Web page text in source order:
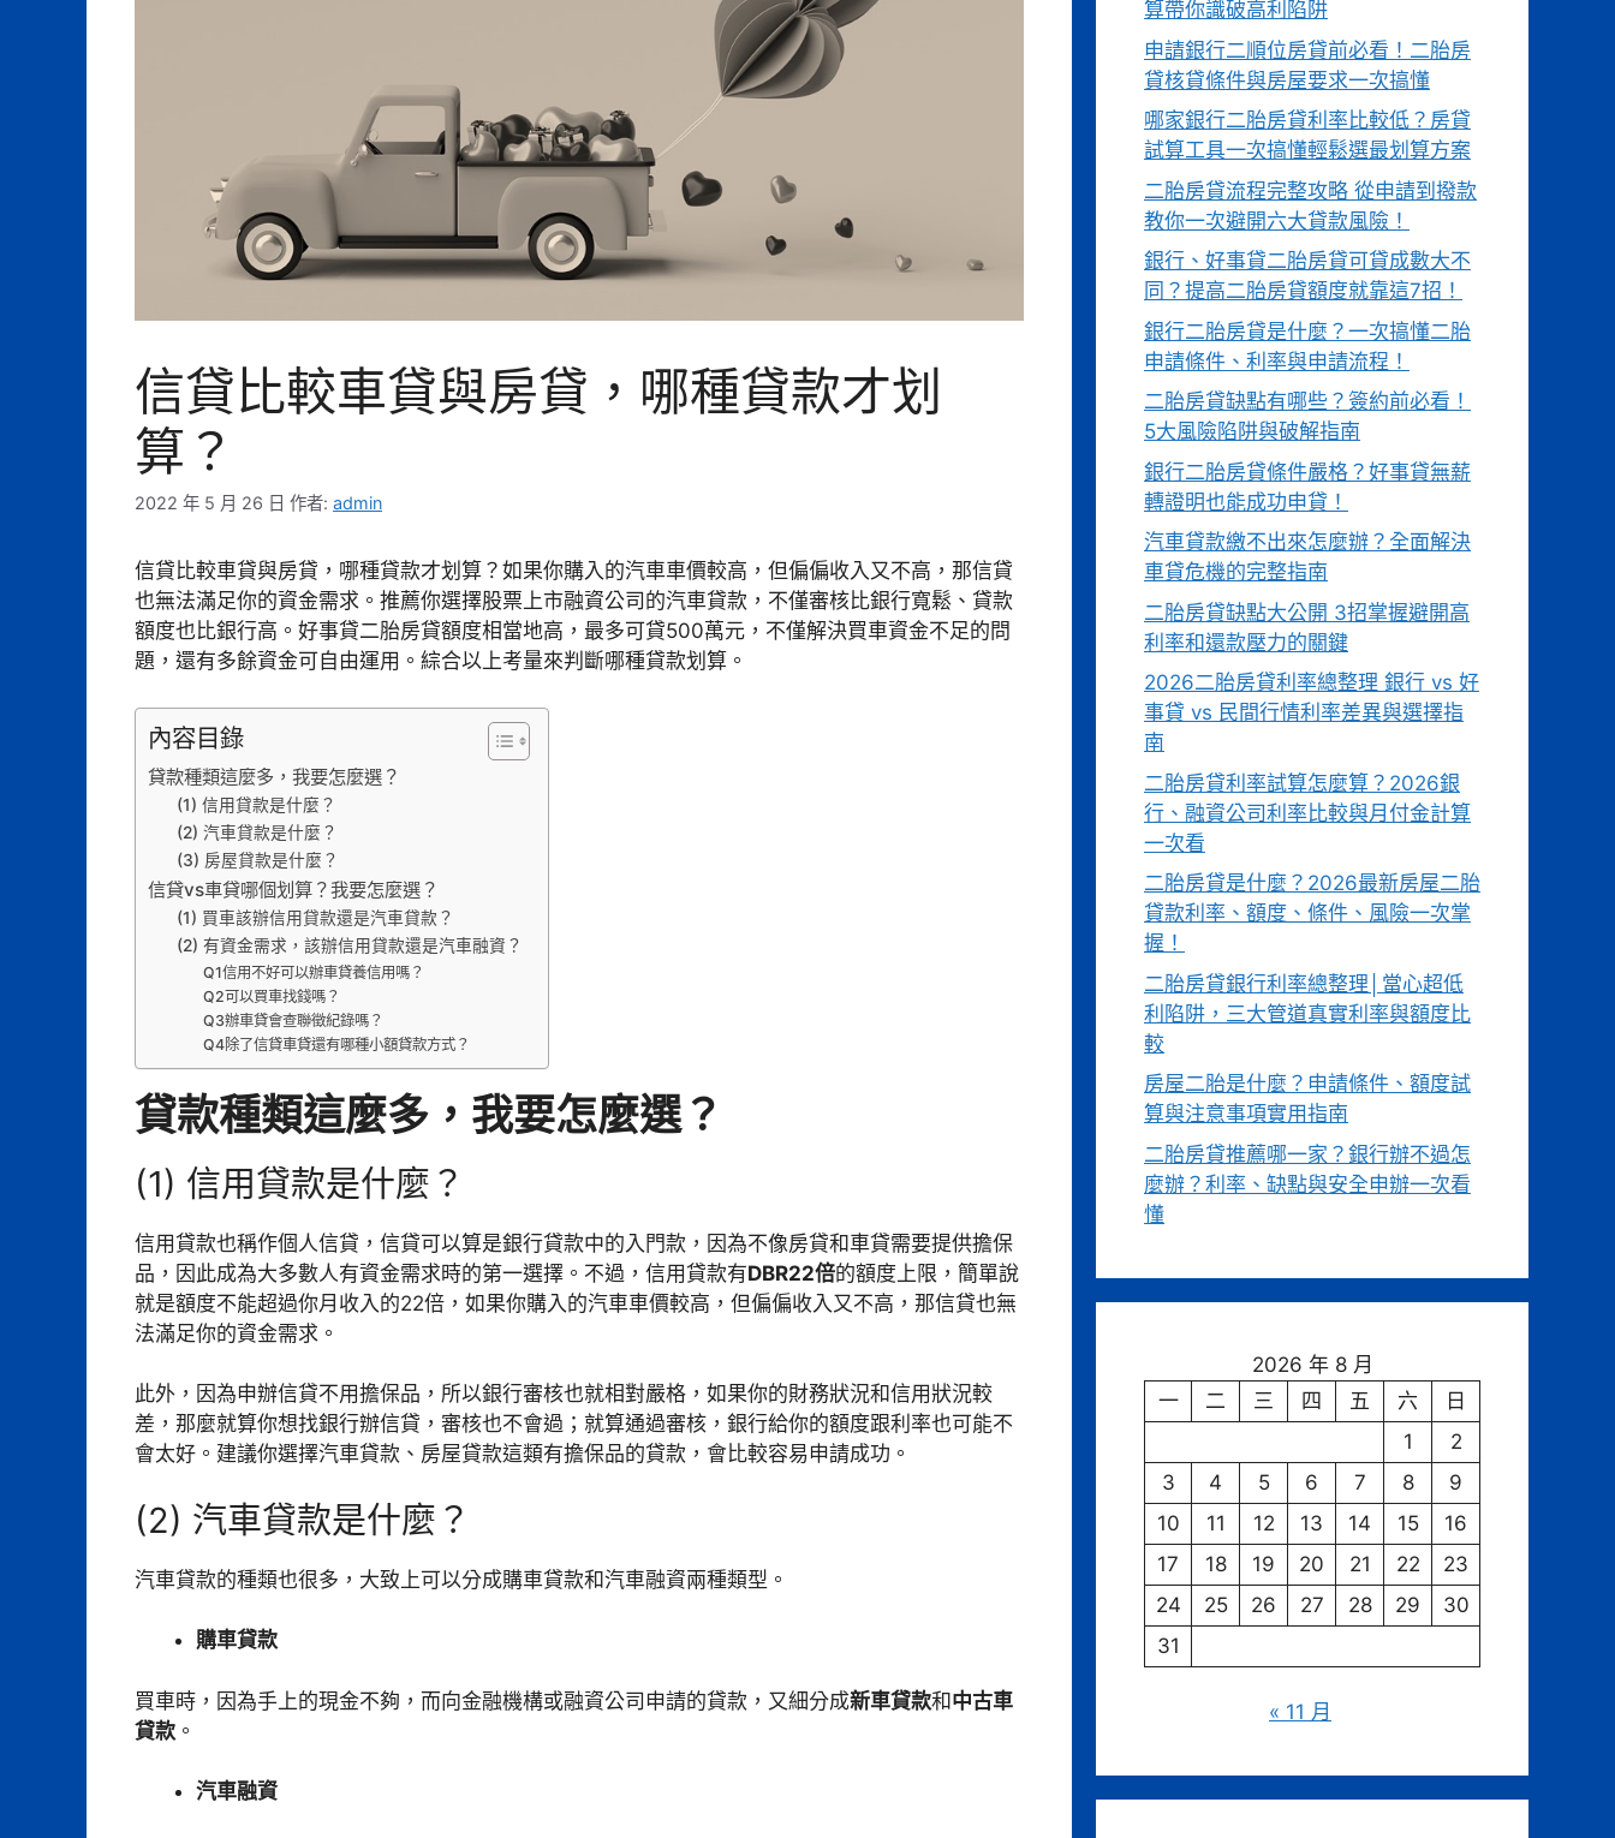
信貸比較車貸與房貸，哪種貸款才划
算？
2022 年 5 月 26 日 作者: admin
信貸比較車貸與房貸，哪種貸款才划算？如果你購入的汽車車價較高，但偏偏收入又不高，那信貸
也無法滿足你的資金需求。推薦你選擇股票上市融資公司的汽車貸款，不僅審核比銀行寬鬆、貸款
額度也比銀行高。好事貸二胎房貸額度相當地高，最多可貸500萬元，不僅解決買車資金不足的問
題，還有多餘資金可自由運用。綜合以上考量來判斷哪種貸款划算。
內容目錄
貸款種類這麼多，我要怎麼選？
(1) 信用貸款是什麼？
(2) 汽車貸款是什麼？
(3) 房屋貸款是什麼？
信貸vs車貸哪個划算？我要怎麼選？
(1) 買車該辦信用貸款還是汽車貸款？
(2) 有資金需求，該辦信用貸款還是汽車融資？
Q1信用不好可以辦車貸養信用嗎？
Q2可以買車找錢嗎？
Q3辦車貸會查聯徵紀錄嗎？
Q4除了信貸車貸還有哪種小額貸款方式？
貸款種類這麼多，我要怎麼選？
(1) 信用貸款是什麼？
信用貸款也稱作個人信貸，信貸可以算是銀行貸款中的入門款，因為不像房貸和車貸需要提供擔保
品，因此成為大多數人有資金需求時的第一選擇。不過，信用貸款有DBR22倍的額度上限，簡單說
就是額度不能超過你月收入的22倍，如果你購入的汽車車價較高，但偏偏收入又不高，那信貸也無
法滿足你的資金需求。
此外，因為申辦信貸不用擔保品，所以銀行審核也就相對嚴格，如果你的財務狀況和信用狀況較
差，那麼就算你想找銀行辦信貸，審核也不會過；就算通過審核，銀行給你的額度跟利率也可能不
會太好。建議你選擇汽車貸款、房屋貸款這類有擔保品的貸款，會比較容易申請成功。
(2) 汽車貸款是什麼？
汽車貸款的種類也很多，大致上可以分成購車貸款和汽車融資兩種類型。
購車貸款
買車時，因為手上的現金不夠，而向金融機構或融資公司申請的貸款，又細分成新車貸款和中古車
貸款 。
汽車融資
算帶你識破高利陷阱
申請銀行二順位房貸前必看！二胎房
貸核貸條件與房屋要求一次搞懂
哪家銀行二胎房貸利率比較低？房貸
試算工具一次搞懂輕鬆選最划算方案
二胎房貸流程完整攻略 從申請到撥款
教你一次避開六大貸款風險！
銀行、好事貸二胎房貸可貸成數大不
同？提高二胎房貸額度就靠這7招！
銀行二胎房貸是什麼？一次搞懂二胎
申請條件、利率與申請流程！
二胎房貸缺點有哪些？簽約前必看！
5大風險陷阱與破解指南
銀行二胎房貸條件嚴格？好事貸無薪
轉證明也能成功申貸！
汽車貸款繳不出來怎麼辦？全面解決
車貸危機的完整指南
二胎房貸缺點大公開 3招掌握避開高
利率和還款壓力的關鍵
2026二胎房貸利率總整理 銀行 vs 好
事貸 vs 民間行情利率差異與選擇指
南
二胎房貸利率試算怎麼算？2026銀
行、融資公司利率比較與月付金計算
一次看
二胎房貸是什麼？2026最新房屋二胎
貸款利率、額度、條件、風險一次掌
握！
二胎房貸銀行利率總整理│當心超低
利陷阱，三大管道真實利率與額度比
較
房屋二胎是什麼？申請條件、額度試
算與注意事項實用指南
二胎房貸推薦哪一家？銀行辦不過怎
麼辦？利率、缺點與安全申辦一次看
懂
2026 年 8 月
一
二 三 四 五 六
日
1
2
3
4 5 6 7 8
9
10
11 12 13 14 15
16
17
18 19 20 21 22
23
24
25 26 27 28 29
30
31
« 11 月